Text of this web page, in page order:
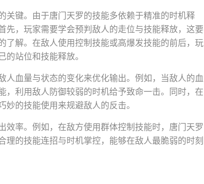
关键。由于唐门天罗的技能多依赖于精准的时机释
，玩家需要学会预判敌人的走位与技能释放，这要
了解。在敌人使用控制技能或高爆发技能的前后，玩
站位和技能释放。
人血量与状态的变化来优化输出。例如，当敌人的血
，利用敌人防御较弱的时机给予致命一击。同时，在
的技能使用来规避敌人的反击。
率。例如，在敌方使用群体控制技能时，唐门天罗
的技能连招与时机掌控，能够在敌人最脆弱的时刻